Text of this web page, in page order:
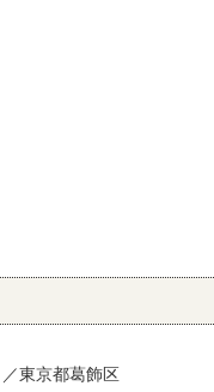
東京都葛飾区